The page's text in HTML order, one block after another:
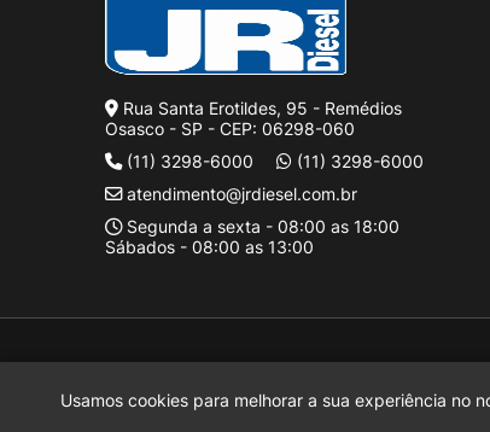
Rua Santa Erotildes, 95 - Remédios
Osasco - SP - CEP: 06298-060
(11) 3298-6000
(11) 3298-6000
atendimento@jrdiesel.com.br
Segunda a sexta - 08:00 as 18:00
Sábados - 08:00 as 13:00
Usamos cookies para melhorar a sua experiência no